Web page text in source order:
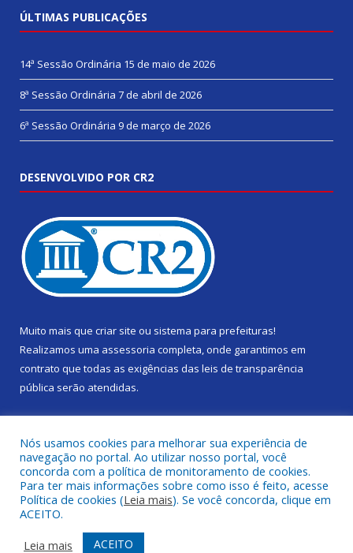
ÚLTIMAS PUBLICAÇÕES
14ª Sessão Ordinária 15 de maio de 2026
8ª Sessão Ordinária 7 de abril de 2026
6ª Sessão Ordinária 9 de março de 2026
DESENVOLVIDO POR CR2
Muito mais que criar site ou sistema para prefeituras!
Realizamos uma assessoria completa, onde garantimos em
contrato que todas as exigências das leis de transparência
pública serão atendidas.
Todos os direitos reservados a Câmara Municipal de Gurupá.
Mapa do Site
Acessar Área Administrativa
Nós usamos cookies para melhorar sua experiência de
navegação no portal. Ao utilizar nosso portal, você
concorda com a política de monitoramento de cookies.
Para ter mais informações sobre como isso é feito, acesse
Política de cookies (Leia mais). Se você concorda, clique em
ACEITO.
Leia mais
ACEITO